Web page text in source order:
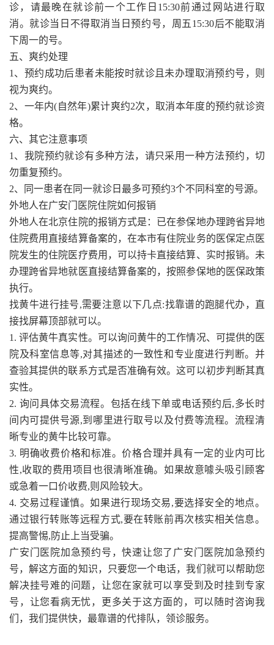
诊，请最晚在就诊前一个工作日15:30前通过网站进行取
消。就诊当日不得取消当日预约号，周五15:30后不能取消
下周一的号。
五、爽约处理
1、预约成功后患者未能按时就诊且未办理取消预约号，则
视为爽约。
2、一年内(自然年)累计爽约2次，取消本年度的预约就诊资
格。
六、其它注意事项
1、我院预约就诊有多种方法，请只采用一种方法预约，切
勿重复预约。
2、同一患者在同一就诊日最多可预约3个不同科室的号源。
外地人在广安门医院住院如何报销
外地人在北京住院的报销方式是：已在参保地办理跨省异地
住院费用直接结算备案的，在本市有住院业务的医保定点医
院发生的住院医疗费用，可以持卡直接结算、实时报销。未
办理跨省异地就医直接结算备案的，按照参保地的医保政策
执行。
找黄牛进行挂号,需要注意以下几点:找靠谱的跑腿代办，直
接找屏幕顶部就可以。
1. 评估黄牛真实性。可以询问黄牛的工作情况、可提供的医
院及科室信息等,对其描述的一致性和专业度进行判断。并
查验其提供的联系方式是否准确有效。这可以初步判断其真
实性。
2. 询问具体交易流程。包括在线下单或电话预约后,多长时
间内可提供号源,到哪里进行取号以及付费等流程。流程清
晰专业的黄牛比较可靠。
3. 明确收费价格和标准。价格合理并具有一定的业内可比
性,收取的费用项目也很清晰准确。如果故意噱头吸引顾客
或急着一口价收费,则风险较大。
4. 交易过程谨慎。如果进行现场交易,要选择安全的地点。
通过银行转账等远程方式,要在转账前再次核实相关信息。
提高警惕,防止上当受骗。
广安门医院加急预约号，快速让您了广安门医院加急预约
号，解这方面的知识，只要您一个电话，我们就可以帮助您
解决挂号难的问题，让您在家就可以享受到及时挂到专家
号，让您看病无忧，更多关于这方面的，可以随时咨询我
们，我们提供快，最靠谱的代排队，领诊服务。